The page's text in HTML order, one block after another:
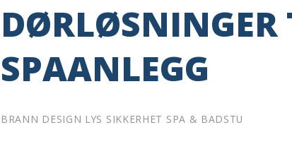
DØRLØSNINGER
SPAANLEGG
BRANN DESIGN LYS SIKKERHET SPA & BADSTU